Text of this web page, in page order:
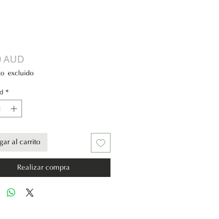
AUDPrecio
excluido
*
al carrito
Realizar compra